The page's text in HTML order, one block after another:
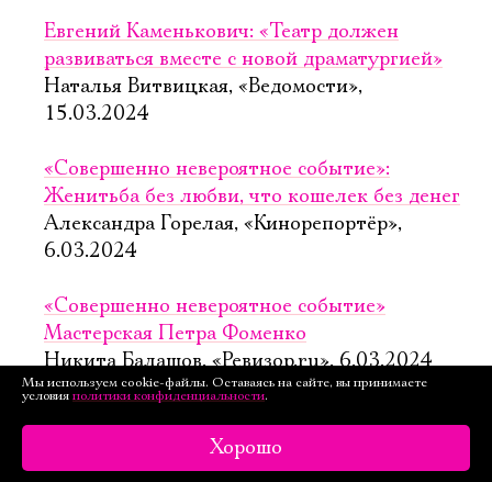
Евгений Каменькович: «Театр должен
развиваться вместе с новой драматургией»
Наталья Витвицкая, «Ведомости»,
15.03.2024
«Совершенно невероятное событие»:
Женитьба без любви, что кошелек без денег
Александра Горелая, «Кинорепортёр»,
6.03.2024
«Совершенно невероятное событие»
Мастерская Петра Фоменко
Никита Балашов, «Ревизор.ru», 6.03.2024
София Шапенко, «Театральный журнал»,
4.03.2024
Мы используем cookie-файлы. Оставаясь на сайте, вы принимаете
условия политики конфиденциальности.
Хорошо